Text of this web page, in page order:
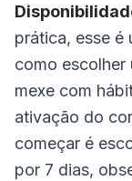
prática, esse é
como escolher
mexe com
ativação do
começar é
por 7 dias,